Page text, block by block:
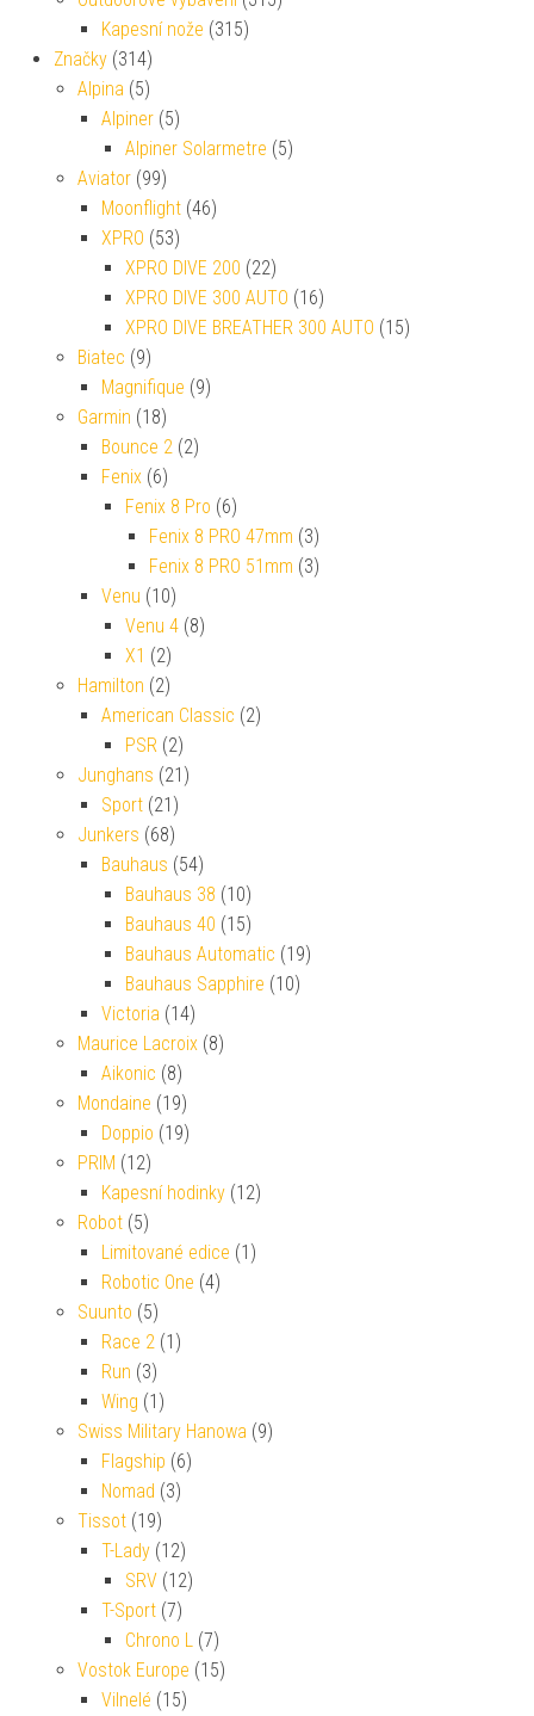
Kapesní nože (315)
Značky (314)
Alpina (5)
Alpiner (5)
Alpiner Solarmetre (5)
Aviator (99)
Moonflight (46)
XPRO (53)
XPRO DIVE 200 (22)
XPRO DIVE 300 AUTO (16)
XPRO DIVE BREATHER 300 AUTO (15)
Biatec (9)
Magnifique (9)
Garmin (18)
Bounce 2 (2)
Fenix (6)
Fenix 8 Pro (6)
Fenix 8 PRO 47mm (3)
Fenix 8 PRO 51mm (3)
Venu (10)
Venu 4 (8)
X1 (2)
Hamilton (2)
American Classic (2)
PSR (2)
Junghans (21)
Sport (21)
Junkers (68)
Bauhaus (54)
Bauhaus 38 (10)
Bauhaus 40 (15)
Bauhaus Automatic (19)
Bauhaus Sapphire (10)
Victoria (14)
Maurice Lacroix (8)
Aikonic (8)
Mondaine (19)
Doppio (19)
PRIM (12)
Kapesní hodinky (12)
Robot (5)
Limitované edice (1)
Robotic One (4)
Suunto (5)
Race 2 (1)
Run (3)
Wing (1)
Swiss Military Hanowa (9)
Flagship (6)
Nomad (3)
Tissot (19)
T-Lady (12)
SRV (12)
T-Sport (7)
Chrono L (7)
Vostok Europe (15)
Vilnelé (15)